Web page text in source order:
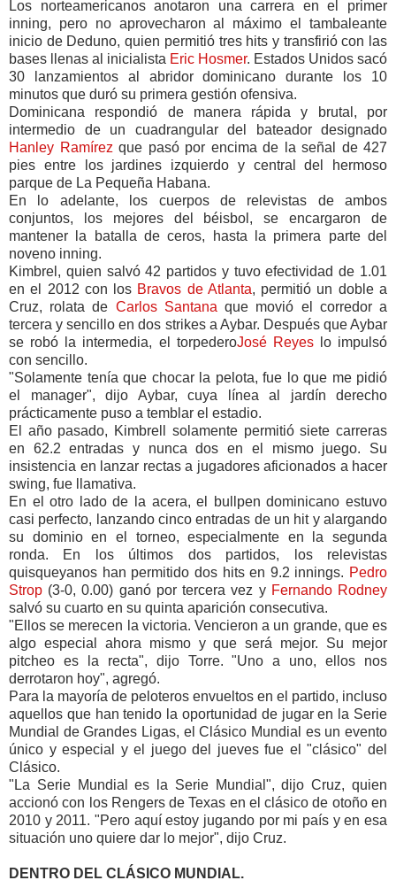
Los norteamericanos anotaron una carrera en el primer
inning, pero no aprovecharon al máximo el tambaleante
inicio de Deduno, quien permitió tres hits y transfirió con las
bases llenas al inicialista Eric Hosmer. Estados Unidos sacó
30 lanzamientos al abridor dominicano durante los 10
minutos que duró su primera gestión ofensiva.
Dominicana respondió de manera rápida y brutal, por
intermedio de un cuadrangular del bateador designado
Hanley Ramírez que pasó por encima de la señal de 427
pies entre los jardines izquierdo y central del hermoso
parque de La Pequeña Habana.
En lo adelante, los cuerpos de relevistas de ambos
conjuntos, los mejores del béisbol, se encargaron de
mantener la batalla de ceros, hasta la primera parte del
noveno inning.
Kimbrel, quien salvó 42 partidos y tuvo efectividad de 1.01
en el 2012 con los Bravos de Atlanta, permitió un doble a
Cruz, rolata de Carlos Santana que movió el corredor a
tercera y sencillo en dos strikes a Aybar. Después que Aybar
se robó la intermedia, el torpederoJosé Reyeslo impulsó
con sencillo.
"Solamente tenía que chocar la pelota, fue lo que me pidió
el manager", dijo Aybar, cuya línea al jardín derecho
prácticamente puso a temblar el estadio.
El año pasado, Kimbrell solamente permitió siete carreras
en 62.2 entradas y nunca dos en el mismo juego. Su
insistencia en lanzar rectas a jugadores aficionados a hacer
swing, fue llamativa.
En el otro lado de la acera, el bullpen dominicano estuvo
casi perfecto, lanzando cinco entradas de un hit y alargando
su dominio en el torneo, especialmente en la segunda
ronda. En los últimos dos partidos, los relevistas
quisqueyanos han permitido dos hits en 9.2 innings. Pedro
Strop (3-0, 0.00) ganó por tercera vez y Fernando Rodney
salvó su cuarto en su quinta aparición consecutiva.
"Ellos se merecen la victoria. Vencieron a un grande, que es
algo especial ahora mismo y que será mejor. Su mejor
pitcheo es la recta", dijo Torre. "Uno a uno, ellos nos
derrotaron hoy", agregó.
Para la mayoría de peloteros envueltos en el partido, incluso
aquellos que han tenido la oportunidad de jugar en la Serie
Mundial de Grandes Ligas, el Clásico Mundial es un evento
único y especial y el juego del jueves fue el "clásico" del
Clásico.
"La Serie Mundial es la Serie Mundial", dijo Cruz, quien
accionó con los Rengers de Texas en el clásico de otoño en
2010 y 2011. "Pero aquí estoy jugando por mi país y en esa
situación uno quiere dar lo mejor", dijo Cruz.
DENTRO DEL CLÁSICO MUNDIAL.